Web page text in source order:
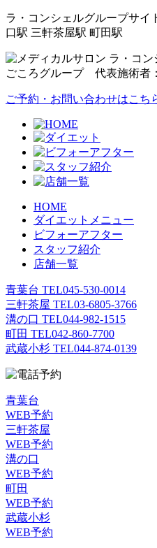
ラ・コンシェルグループサイ
口駅 三軒茶屋駅 町田駅
ごころグループ 代表施術者
ご予約・お問い合わせはこち
HOME
ダイエットメニュー
ビフォーアフター
スタッフ紹介
店舗一覧
青葉台 TEL045-530-0014
三軒茶屋 TEL03-6805-3766
溝の口 TEL044-982-1515
町田 TEL042-860-7700
武蔵小杉 TEL044-874-0139
青葉台
WEB予約
三軒茶屋
WEB予約
溝の口
WEB予約
町田
WEB予約
武蔵小杉
WEB予約